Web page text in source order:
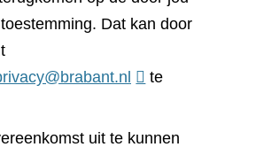
Dat kan door
te
uit te kunnen